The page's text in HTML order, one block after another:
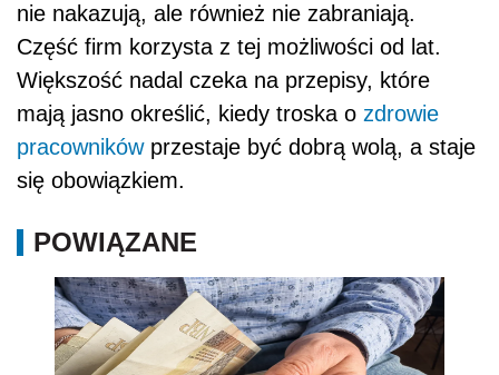
nie nakazują, ale również nie zabraniają.
Część firm korzysta z tej możliwości od lat.
Większość nadal czeka na przepisy, które
mają jasno określić, kiedy troska o zdrowie
pracownikówprzestaje być dobrą wolą, a staje
się obowiązkiem.
POWIĄZANE